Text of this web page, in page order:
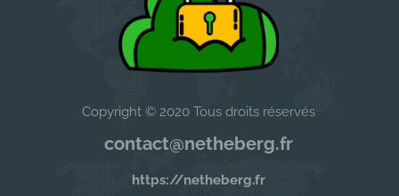
Copyright © 2020 Tous droits réservés
contact@netheberg.fr
https://netheberg.fr